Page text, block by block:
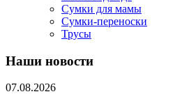
Сумки для мамы
Сумки-переноски
Трусы
Наши новости
07.08.2026